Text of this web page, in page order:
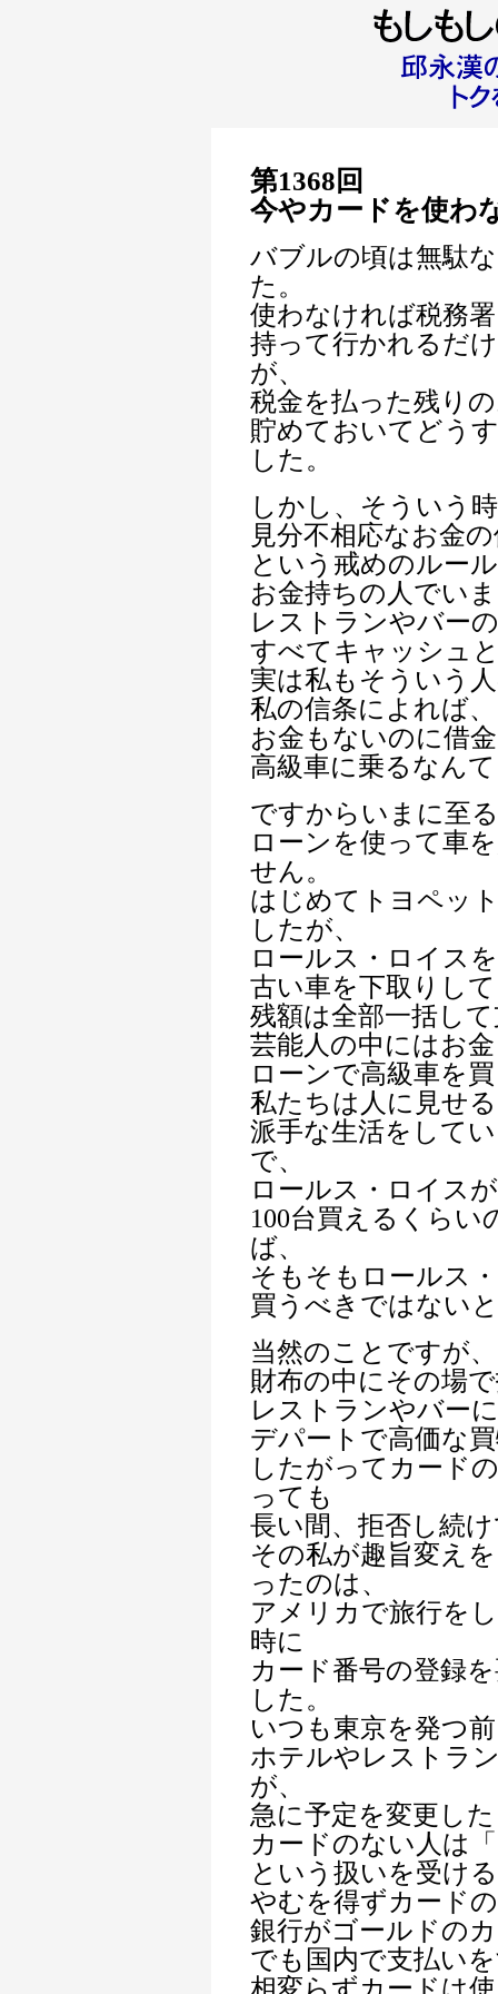
第1368回
今やカードを使わ
バブルの頃は無駄
た。
使わなければ税務
持って行かれるだ
が、
税金を払った残り
貯めておいてどう
した。
しかし、そういう
見分不相応なお金
という戒めのルー
お金持ちの人でい
レストランやバー
すべてキャッシュ
実は私もそういう
私の信条によれば、
お金もないのに借
高級車に乗るなん
ですからいまに至
ローンを使って車
せん。
はじめてトヨペッ
したが、
ロールス・ロイス
古い車を下取りし
残額は全部一括し
芸能人の中にはお
ローンで高級車を
私たちは人に見せ
派手な生活をして
で、
ロールス・ロイスが
100台買えるくら
ば、
そもそもロールス
買うべきではない
当然のことですが、
財布の中にその場
レストランやバー
デパートで高価な
したがってカード
っても
長い間、拒否し続
その私が趣旨変え
ったのは、
アメリカで旅行を
時に
カード番号の登録
した。
いつも東京を発つ
ホテルやレストラ
が、
急に予定を変更し
カードのない人は
という扱いを受け
やむを得ずカード
銀行がゴールドの
でも国内で支払い